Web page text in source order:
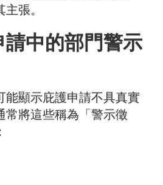
張。
中的部門警示
能顯示庇護申請不具真實
常將這些稱為「警示徵